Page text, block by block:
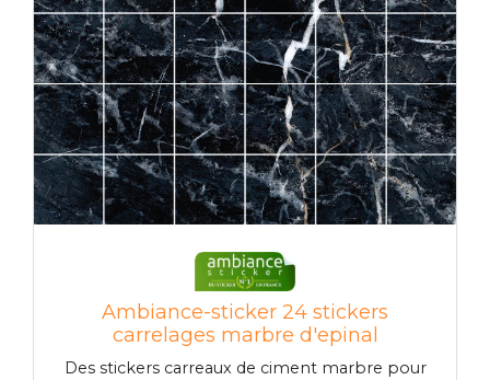
Ambiance-sticker 24 stickers
carrelages marbre d'epinal
Des stickers carreaux de ciment marbre pour